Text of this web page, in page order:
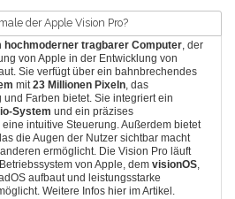
der Apple Vision Pro?
hochmoderner tragbarer Computer, der
von Apple in der Entwicklung von
Sie verfügt über ein bahnbrechendes
mit23 Millionen Pixeln, das
Farben bietet. Sie integriert ein
System und ein präzises
eine intuitive Steuerung. Außerdem bietet
die Augen der Nutzer sichtbar macht
ermöglicht. Die Vision Pro läuft
von Apple, demvisionOS,
aufbaut und leistungsstarke
Weitere Infos hier im Artikel .